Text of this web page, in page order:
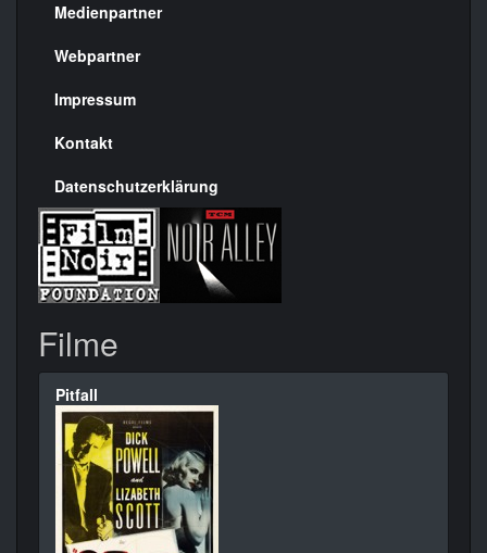
Menülinks
rechte
Seite
Medienpartner
Webpartner
Impressum
Kontakt
Datenschutzerklärung
Filme
Pitfall